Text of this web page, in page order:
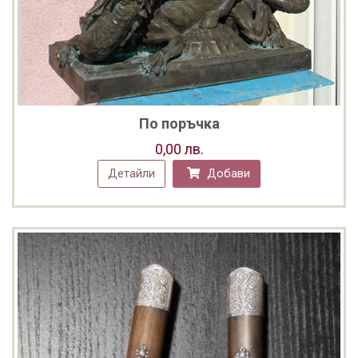
По поръчка
0,00 лв.
Детайли Добави